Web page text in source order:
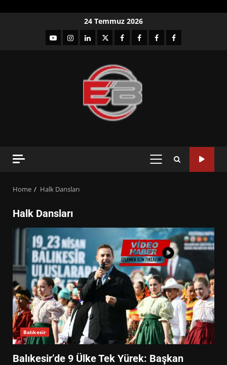
24 Temmuz 2026
YouTubeInstagram
LinkedIntwitterfacebook-Facebook-
Facebook-Facebook-
PRIMARY
Home Halk Dansları
Halk Dansları
Balıkesir
Balıkesir’de 9 Ülke Tek Yürek: Başkan